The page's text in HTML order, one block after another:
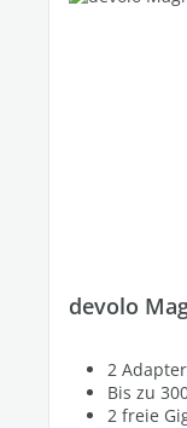
devolo
2
Bis zu
2 freie